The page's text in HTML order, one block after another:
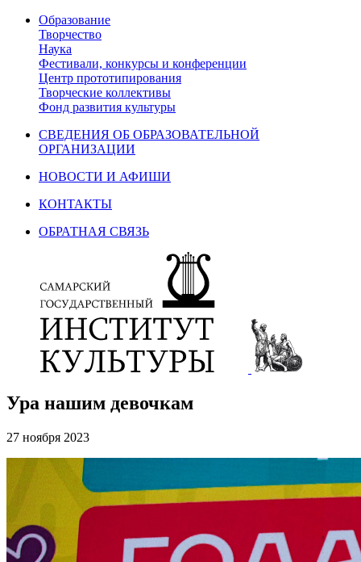
Образование
Творчество
Наука
Фестивали, конкурсы и конференции
Центр прототипирования
Творческие коллективы
Фонд развития культуры
СВЕДЕНИЯ ОБ ОБРАЗОВАТЕЛЬНОЙ
ОРГАНИЗАЦИИ
НОВОСТИ И АФИШИ
КОНТАКТЫ
ОБРАТНАЯ СВЯЗЬ
Ура нашим девочкам
27 ноября 2023